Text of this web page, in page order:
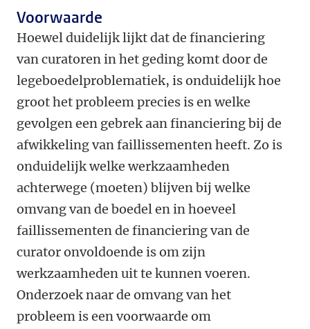
Voorwaarde
Hoewel duidelijk lijkt dat de financiering
van curatoren in het geding komt door de
legeboedelproblematiek, is onduidelijk hoe
groot het probleem precies is en welke
gevolgen een gebrek aan financiering bij de
afwikkeling van faillissementen heeft. Zo is
onduidelijk welke werkzaamheden
achterwege (moeten) blijven bij welke
omvang van de boedel en in hoeveel
faillissementen de financiering van de
curator onvoldoende is om zijn
werkzaamheden uit te kunnen voeren.
Onderzoek naar de omvang van het
probleem is een voorwaarde om